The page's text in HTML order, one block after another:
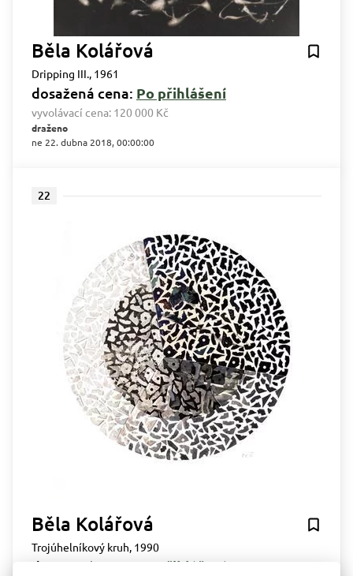
Běla Kolářová
Dripping III., 1961
dosažená cena: Po přihlášení
vyvolávací cena: 120 000 Kč
draženo
ne 22. dubna 2018, 00:00:00
22
Běla Kolářová
Trojúhelníkový kruh, 1990
dosažená cena: Po přihlášení